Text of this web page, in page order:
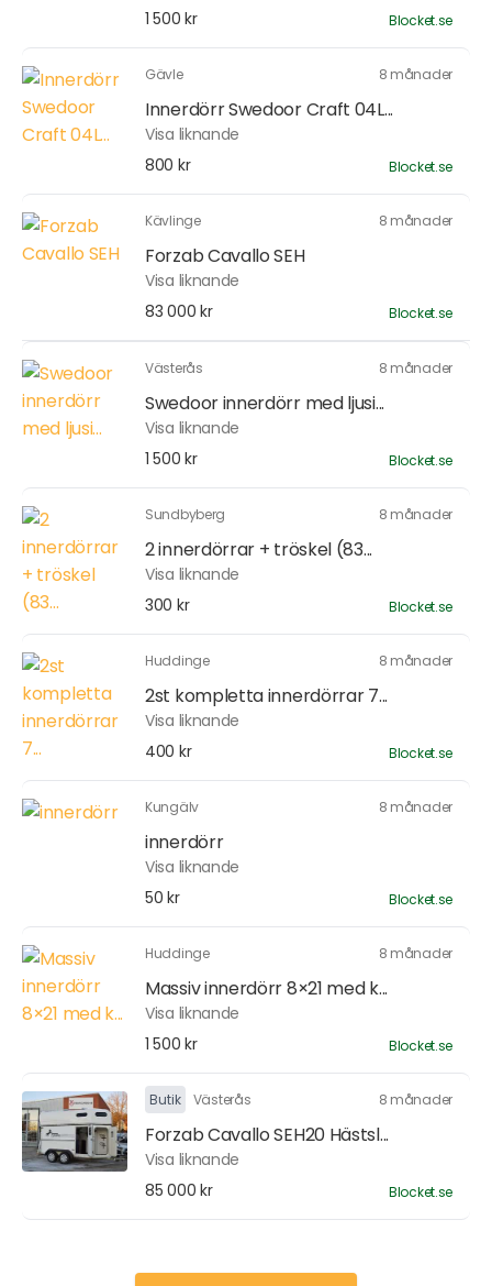
1 500 kr
Blocket.se
Gävle 8 månader
Innerdörr Swedoor Craft 04L...
Visa liknande
800 kr
Blocket.se
Kävlinge 8 månader
Forzab Cavallo SEH
Visa liknande
83 000 kr
Blocket.se
Västerås 8 månader
Swedoor innerdörr med ljusi...
Visa liknande
1 500 kr
Blocket.se
Sundbyberg 8 månader
2 innerdörrar + tröskel (83...
Visa liknande
300 kr
Blocket.se
Huddinge 8 månader
2st kompletta innerdörrar 7...
Visa liknande
400 kr
Blocket.se
Kungälv 8 månader
innerdörr
Visa liknande
50 kr
Blocket.se
Huddinge 8 månader
Massiv innerdörr 8×21 med k...
Visa liknande
1 500 kr
Blocket.se
Butik Västerås 8 månader
Forzab Cavallo SEH20 Hästsl...
Visa liknande
85 000 kr
Blocket.se